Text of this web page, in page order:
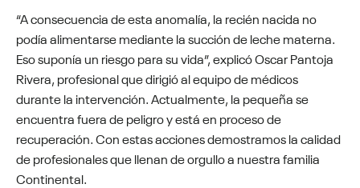
“A consecuencia de esta anomalía, la recién nacida no
podía alimentarse mediante la succión de leche materna.
Eso suponía un riesgo para su vida”, explicó Oscar Pantoja
Rivera, profesional que dirigió al equipo de médicos
durante la intervención. Actualmente, la pequeña se
encuentra fuera de peligro y está en proceso de
recuperación. Con estas acciones demostramos la calidad
de profesionales que llenan de orgullo a nuestra familia
Continental.